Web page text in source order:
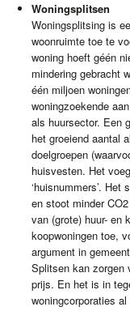
Woningsplitsen
Woningsplitsing is
woonruimte toe te
woning hoeft géén
mindering gebracht
één miljoen
woningzoekende
als huursector. Een
het groeiend aantal
doelgroepen
huisvesten. Het
‘huisnummers’.
en stoot minder
van (grote) huur- en
koopwoningen toe,
argument in
Splitsen kan zorgen
prijs. En het is in
woningcorporaties